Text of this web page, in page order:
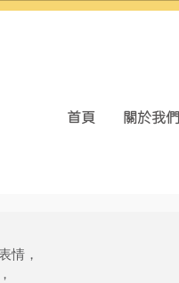
首頁 關於我們
情，